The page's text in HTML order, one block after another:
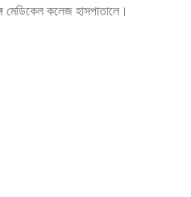
মেডিকেল কলেজ হাসপাতালে।